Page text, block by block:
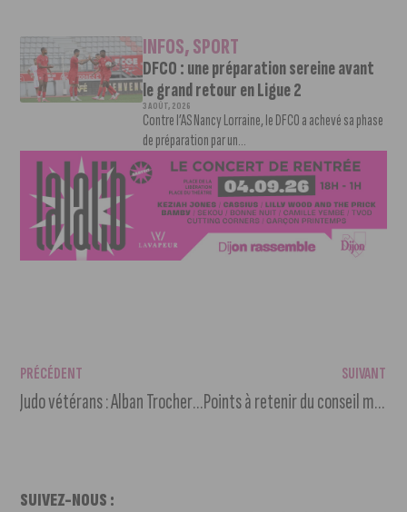
INFOS,SPORT
DFCO : une préparation sereine avant
le grand retour en Ligue 2
3 AOÛT, 2026
Contre l’AS Nancy Lorraine, le DFCO a achevé sa phase
de préparation par un...
PRÉCÉDENT
Judo vétérans : Alban Trocherie, champion fier d’être vétéran
SUIVANT
Points à retenir du conseil municipal de Dijon du 18 décembre
SUIVEZ-NOUS :